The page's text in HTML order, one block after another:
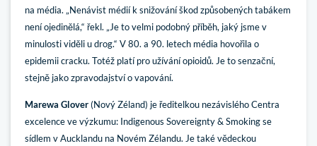
na média. „Nenávist médií k snižování škod způsobených tabákem
není ojedinělá,“ řekl. „Je to velmi podobný příběh, jaký jsme v
minulosti viděli u drog.“ V 80. a 90. letech média hovořila o
epidemii cracku. Totéž platí pro užívání opioidů. Je to senzační,
stejně jako zpravodajství o vapování.
Marewa Glover(Nový Zéland) je ředitelkou nezávislého Centra
excelence ve výzkumu: Indigenous Sovereignty & Smoking se
sídlem v Aucklandu na Novém Zélandu. Je také vědeckou